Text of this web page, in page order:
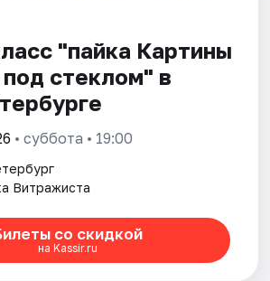
"пайка Картины
стеклом" в
• суббота • 19:00
Витражиста
со скидкой
на Kassir.ru